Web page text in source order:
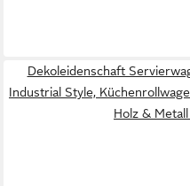
Dekoleidenschaft
Industrial Style,
Holz &